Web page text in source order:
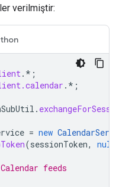
verilmiştir:
.* ;
.* ;
.
= new
(sessionToken, null
feeds